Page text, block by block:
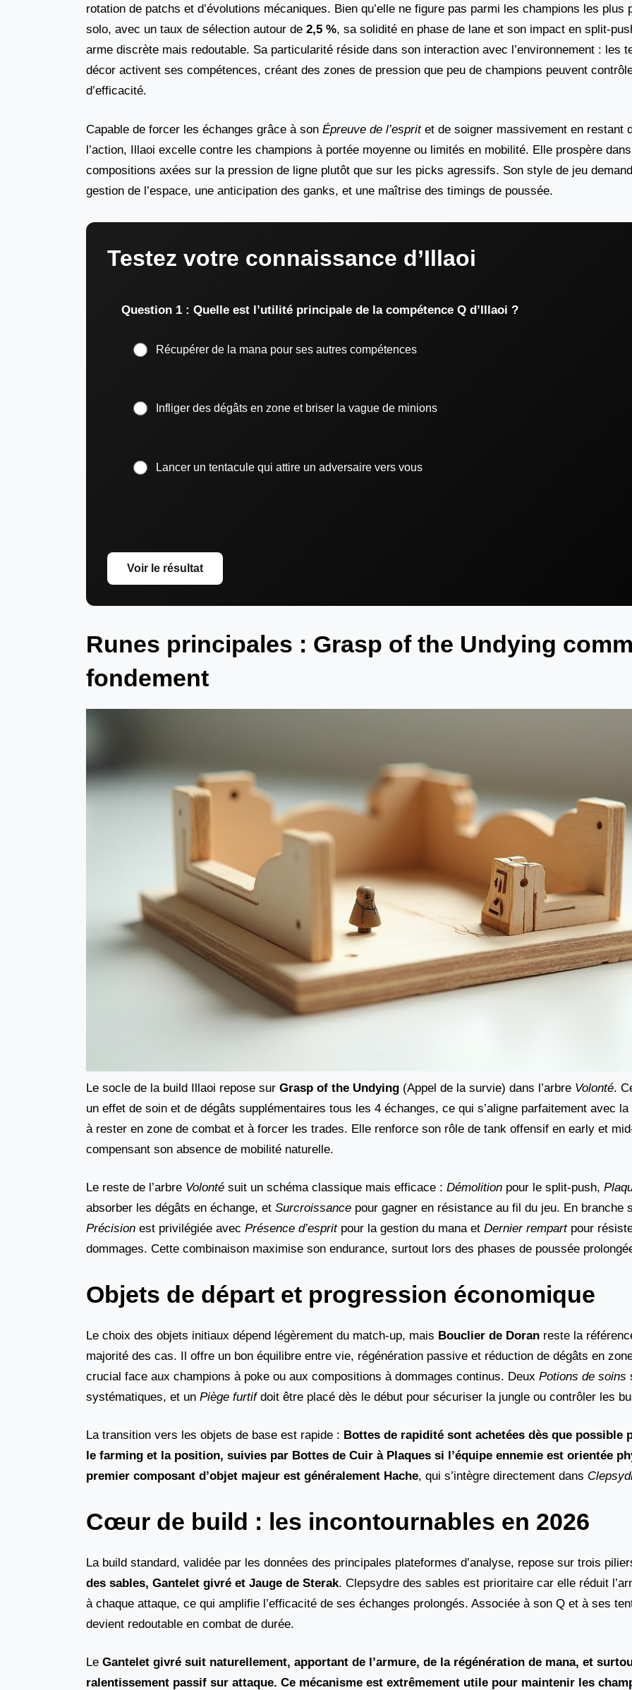
rotation de patchs et d’évolutions mécaniques. Bien qu’elle ne figure pas parmi les champions les plus
solo, avec un taux de sélection autour de 2,5 %, sa solidité en phase de lane et son impact en split-
arme discrète mais redoutable. Sa particularité réside dans son interaction avec l’environnement : les
décor activent ses compétences, créant des zones de pression que peu de champions peuvent
d’efficacité.
Capable de forcer les échanges grâce à son Épreuve de l’espritet de soigner massivement en restant
l’action, Illaoi excelle contre les champions à portée moyenne ou limités en mobilité. Elle prospère
compositions axées sur la pression de ligne plutôt que sur les picks agressifs. Son style de jeu
gestion de l’espace, une anticipation des ganks, et une maîtrise des timings de poussée.
Testez votre connaissance d’Illaoi
Question 1 : Quelle est l’utilité principale de la compétence Q d’Illaoi ?
Récupérer de la mana pour ses autres compétences
Infliger des dégâts en zone et briser la vague de minions
Lancer un tentacule qui attire un adversaire vers vous
Voir le résultat
Runes principales : Grasp of the Undying
fondement
Le socle de la build Illaoi repose sur Grasp of the Undying (Appel de la survie) dans l’arbre Volonté.
un effet de soin et de dégâts supplémentaires tous les 4 échanges, ce qui s’aligne parfaitement avec la
à rester en zone de combat et à forcer les trades. Elle renforce son rôle de tank offensif en early et
compensant son absence de mobilité naturelle.
Le reste de l’arbre Volonté suit un schéma classique mais efficace : Démolition pour le split-push,
absorber les dégâts en échange, et Surcroissance pour gagner en résistance au fil du jeu. En branche
Précision est privilégiée avec Présence d’espritpour la gestion du mana et Dernier rempartpour
dommages. Cette combinaison maximise son endurance, surtout lors des phases de poussée
Objets de départ et progression économique
Le choix des objets initiaux dépend légèrement du match-up, mais Bouclier de Doran reste la
majorité des cas. Il offre un bon équilibre entre vie, régénération passive et réduction de dégâts en
crucial face aux champions à poke ou aux compositions à dommages continus. Deux Potions de soins
systématiques, et un Piège furtifdoit être placé dès le début pour sécuriser la jungle ou contrôler les
La transition vers les objets de base est rapide : Bottes de rapidité sont achetées dès que possible
le farming et la position, suivies par Bottes de Cuir à Plaques si l’équipe ennemie est orientée
premier composant d’objet majeur est généralement Hache, qui s’intègre directement dans
Cœur de build : les incontournables en 2026
La build standard, validée par les données des principales plateformes d’analyse, repose sur trois
des sables, Gantelet givré et Jauge de Sterak. Clepsydre des sables est prioritaire car elle réduit
à chaque attaque, ce qui amplifie l’efficacité de ses échanges prolongés. Associée à son Q et à ses
devient redoutable en combat de durée.
Le Gantelet givré suit naturellement, apportant de l’armure, de la régénération de mana, et
ralentissement passif sur attaque. Ce mécanisme est extrêmement utile pour maintenir les